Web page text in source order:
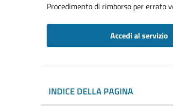
Procedimento di rimborso per errato
Accedi al servizio
INDICE DELLA PAGINA